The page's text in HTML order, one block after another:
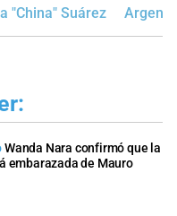
"China" Suárez
Wanda Nara confirmó que la
embarazada de Mauro